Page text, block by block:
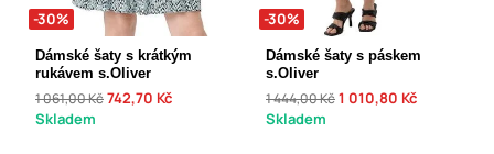
-30%
Dámské šaty s krátkým
rukávem s.Oliver
1 061,00 Kč742,70 Kč
Skladem
-30%
Dámské šaty s páskem
s.Oliver
1 444,00 Kč1 010,80 Kč
Skladem